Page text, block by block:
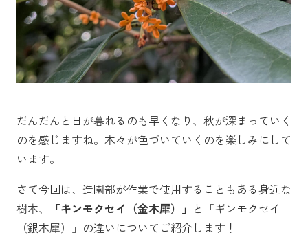
だんだんと日が暮れるのも早くなり、秋が深まっていく
のを感じますね。木々が色づいていくのを楽しみにして
います。
さて今回は、造園部が作業で使用することもある身近な
樹木、
「キンモクセイ（金木犀）」 と「ギンモクセイ
（銀木犀）」の違いについてご紹介します！